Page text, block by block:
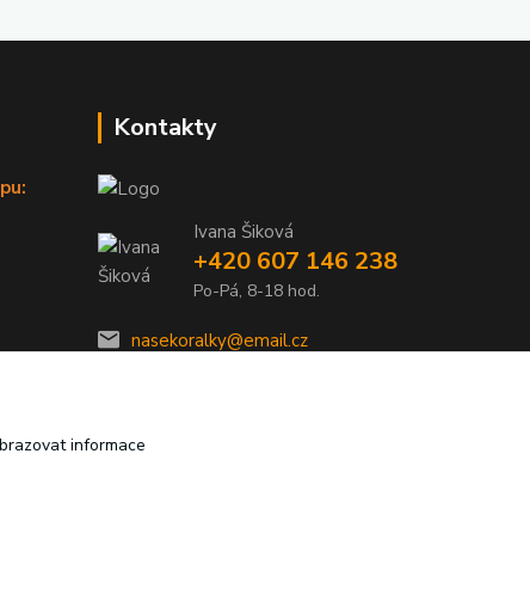
Kontakty
Ivana Šiková
+420 607 146 238
Po-Pá, 8-18 hod.
nasekoralky@email.cz
informace